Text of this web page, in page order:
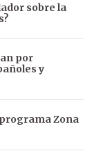
sobre la
por
y
Zona